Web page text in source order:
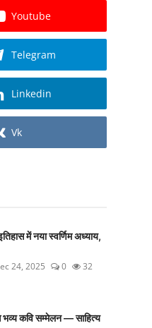
Youtube
Telegram
Linkedin
Vk
में नया स्वर्णिम अध्याय,
24, 2025 0 32
भव्य कवि सम्मेलन — साहित्य